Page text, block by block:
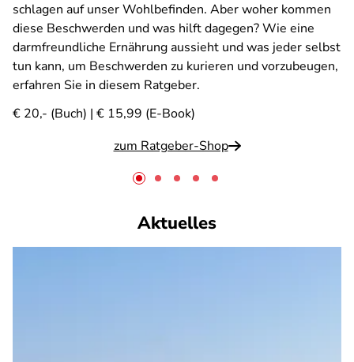
schlagen auf unser Wohlbefinden. Aber woher kommen
diese Beschwerden und was hilft dagegen? Wie eine
darmfreundliche Ernährung aussieht und was jeder selbst
tun kann, um Beschwerden zu kurieren und vorzubeugen,
erfahren Sie in diesem Ratgeber.
€ 20,- (Buch) | € 15,99 (E-Book)
zum Ratgeber-Shop
Aktuelles